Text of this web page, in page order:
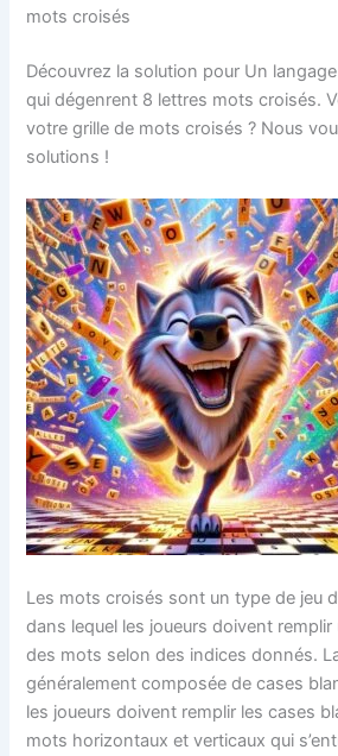
mots croisés
Découvrez la solution pour Un
qui dégenrent 8 lettres mots croisés.
votre grille de mots croisés ? Nous
solutions !
Les mots croisés sont un type de jeu
dans lequel les joueurs doivent
des mots selon des indices donnés.
généralement composée de cases
les joueurs doivent remplir les cases
mots horizontaux et verticaux qui